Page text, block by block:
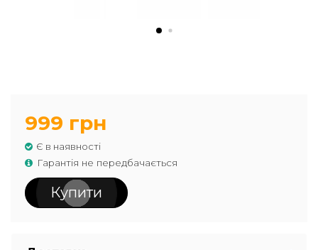
999 грн
Є в наявності
Гарантія не передбачається
Купити